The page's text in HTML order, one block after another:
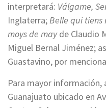
interpretará: Válgame,
Inglaterra;Belle qui tiens
moys de mayde Claudio
Miguel Bernal Jiménez;
Guastavino, por
Para mayor información,
Guanajuato ubicado en